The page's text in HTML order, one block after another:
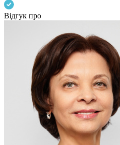
Відгук про